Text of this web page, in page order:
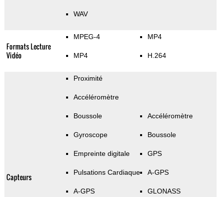
WAV
Formats Lecture
Vidéo
MPEG-4
MP4
MP4
H.264
Capteurs
Proximité
Accéléromètre
Boussole
Gyroscope
Empreinte digitale
Pulsations Cardiaque
A-GPS
Accéléromètre
Boussole
GPS
A-GPS
GLONASS